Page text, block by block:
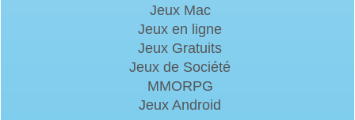
Jeux Mac
Jeux en ligne
Jeux Gratuits
Jeux de Société
MMORPG
Jeux Android